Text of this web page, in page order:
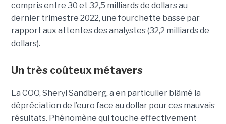
compris entre 30 et 32,5 milliards de dollars au
dernier trimestre 2022, une fourchette basse par
rapport aux attentes des analystes (32,2 milliards de
dollars).
Un très coûteux métavers
La COO, Sheryl Sandberg, a en particulier blâmé la
dépréciation de l’euro face au dollar pour ces mauvais
résultats. Phénomène qui touche effectivement